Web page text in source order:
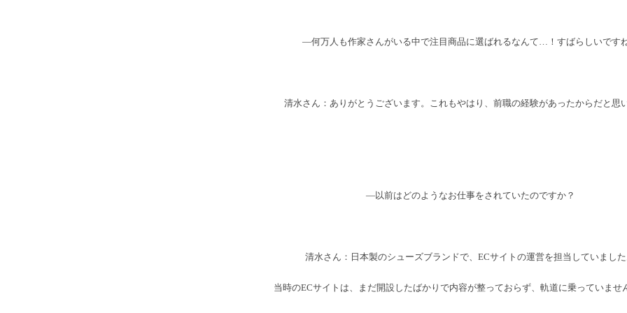
―何万人も作家さんがいる中で注目商品に選ばれるなんて…！すばらしいです
清水さん：ありがとうございます。これもやはり、前職の経験があったからだと思い
―以前はどのようなお仕事をされていたのですか？
清水さん：日本製のシューズブランドで、ECサイトの運営を担当していました
当時のECサイトは、まだ開設したばかりで内容が整っておらず、軌道に乗っていませ